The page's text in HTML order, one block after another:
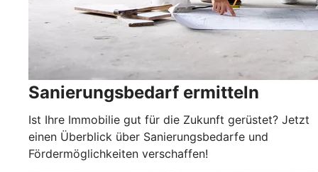
Sanierungsbedarf ermitteln
Ist Ihre Immobilie gut für die Zukunft gerüstet? Jetzt
einen Überblick über Sanierungsbedarfe und
Fördermöglichkeiten verschaffen!